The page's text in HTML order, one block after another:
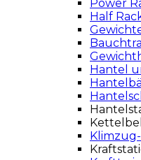
Power
Half
Hantel